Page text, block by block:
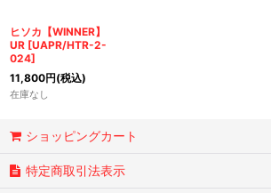
ヒソカ【WINNER】
UR [UAPR/HTR-2-
024]
11,800円(税込)
在庫なし
ショッピングカート
特定商取引法表示